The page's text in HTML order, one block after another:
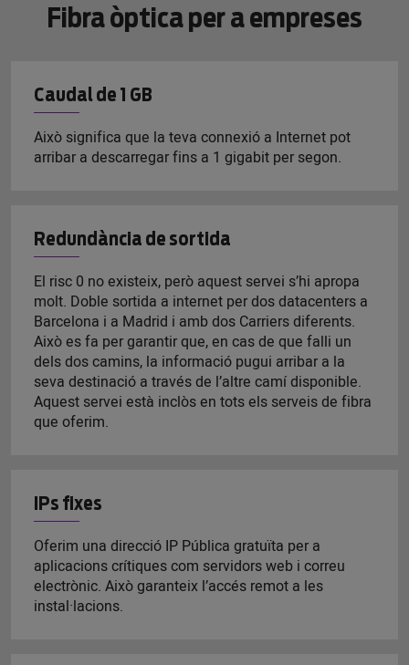
Fibra òptica per a empreses
Caudal de 1 GB
Això significa que la teva connexió a Internet pot
arribar a descarregar fins a 1 gigabit per segon.
Redundància de sortida
El risc 0 no existeix, però aquest servei s’hi apropa
molt. Doble sortida a internet per dos datacenters a
Barcelona i a Madrid i amb dos Carriers diferents.
Això es fa per garantir que, en cas de que falli un
dels dos camins, la informació pugui arribar a la
seva destinació a través de l’altre camí disponible.
Aquest servei està inclòs en tots els serveis de fibra
que oferim.
IPs fixes
Oferim una direcció IP Pública gratuïta per a
aplicacions crítiques com servidors web i correu
electrònic. Això garanteix l’accés remot a les
instal·lacions.